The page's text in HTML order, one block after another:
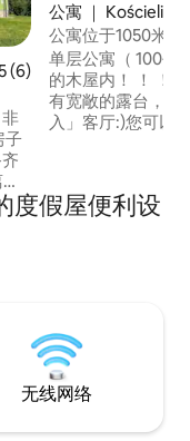
评分 5 分（满分 5 分）
(6)
子
内
公寓 ｜ Kościelisko
公寓位于1050米
住8人
单层公寓（ 100平
的木屋内！ ！ ！
有宽敞的露台，我
入」客厅:)您可以
Krupówki （ 4分
度假屋便利设
无线网络